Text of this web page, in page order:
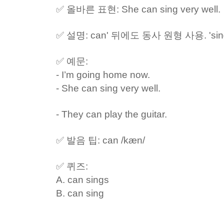
✅ 올바른 표현: She can sing very well.
✅ 설명: can' 뒤에도 동사 원형 사용.
✅ 예문:
- I’m going home now.
- She can sing very well.
- They can play the guitar.
✅ 발음 팁: can /kæn/
✅ 퀴즈:
A. can sings
B. can sing